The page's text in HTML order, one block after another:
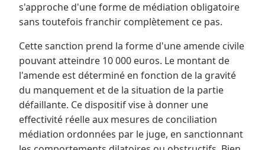
s'approche d'une forme de médiation obligatoire
sans toutefois franchir complètement ce pas.
Cette sanction prend la forme d'une amende civile
pouvant atteindre 10 000 euros. Le montant de
l'amende est déterminé en fonction de la gravité
du manquement et de la situation de la partie
défaillante. Ce dispositif vise à donner une
effectivité réelle aux mesures de conciliation
médiation ordonnées par le juge, en sanctionnant